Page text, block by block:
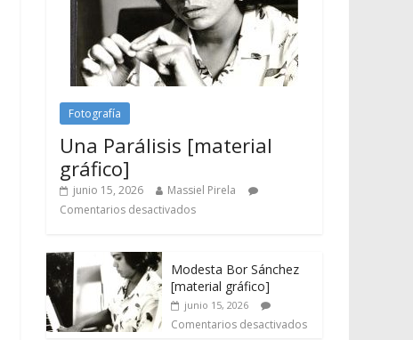
Fotografía
Una Parálisis [material
gráfico]
junio 15, 2026
Massiel Pirela
Comentarios desactivados
Modesta Bor Sánchez
[material gráfico]
junio 15, 2026
Comentarios desactivados